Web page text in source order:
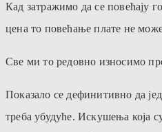
Кад затражимо да се повећају
цена то повећање плате не
Све ми то редовно износимо
Показало се дефинитивно да
треба убудуће. Искушења која